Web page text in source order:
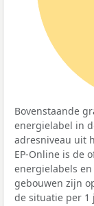
Bovenstaande
energielabel in
adresniveau uit
EP-Online is de
energielabels
gebouwen zijn
de situatie per 1